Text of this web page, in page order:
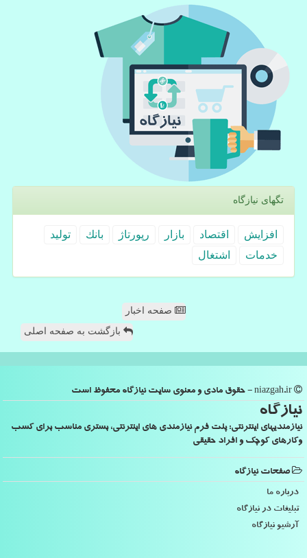
تگهای نیازگاه
افزایش اقتصاد بازار رپورتاژ بانك
تولید
خدمات
اشتغال
صفحه اخبار
بازگشت به صفحه اصلی
نیازگاه
نیازمندیهای اینترنتی: پلت فرم نیازمندی های اینترنتی، بستری مناسب برای کسب
وکارهای کوچک و افراد حقیقی
صفحات نیازگاه
درباره ما
تبلیغات در نیازگاه
آرشیو نیازگاه